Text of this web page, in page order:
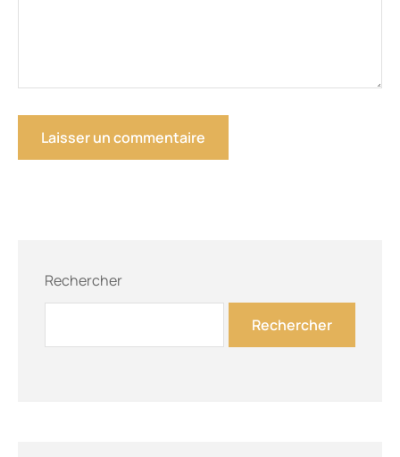
Rechercher
Rechercher